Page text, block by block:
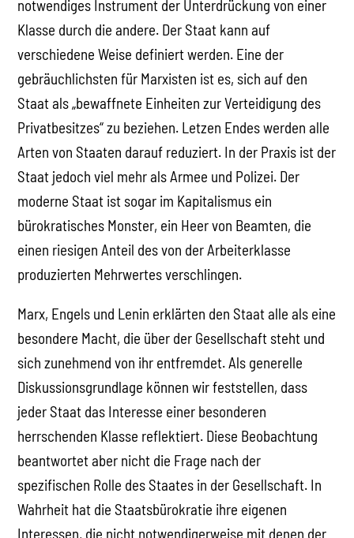
notwendiges Instrument der Unterdrückung von einer
Klasse durch die andere. Der Staat kann auf
verschiedene Weise definiert werden. Eine der
gebräuchlichsten für Marxisten ist es, sich auf den
Staat als „bewaffnete Einheiten zur Verteidigung des
Privatbesitzes“ zu beziehen. Letzen Endes werden alle
Arten von Staaten darauf reduziert. In der Praxis ist der
Staat jedoch viel mehr als Armee und Polizei. Der
moderne Staat ist sogar im Kapitalismus ein
bürokratisches Monster, ein Heer von Beamten, die
einen riesigen Anteil des von der Arbeiterklasse
produzierten Mehrwertes verschlingen.
Marx, Engels und Lenin erklärten den Staat alle als eine
besondere Macht, die über der Gesellschaft steht und
sich zunehmend von ihr entfremdet. Als generelle
Diskussionsgrundlage können wir feststellen, dass
jeder Staat das Interesse einer besonderen
herrschenden Klasse reflektiert. Diese Beobachtung
beantwortet aber nicht die Frage nach der
spezifischen Rolle des Staates in der Gesellschaft. In
Wahrheit hat die Staatsbürokratie ihre eigenen
Interessen, die nicht notwendigerweise mit denen der